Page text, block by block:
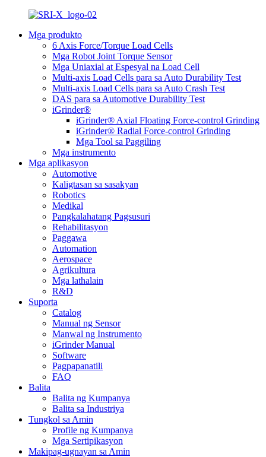
Mga produkto
6 Axis Force/Torque Load Cells
Mga Robot Joint Torque Sensor
Mga Uniaxial at Espesyal na Load Cell
Multi-axis Load Cells para sa Auto Durability Test
Multi-axis Load Cells para sa Auto Crash Test
DAS para sa Automotive Durability Test
iGrinder®
iGrinder® Axial Floating Force-control Grinding
iGrinder® Radial Force-control Grinding
Mga Tool sa Paggiling
Mga instrumento
Mga aplikasyon
Automotive
Kaligtasan sa sasakyan
Robotics
Medikal
Pangkalahatang Pagsusuri
Rehabilitasyon
Paggawa
Automation
Aerospace
Agrikultura
Mga lathalain
R&D
Suporta
Catalog
Manual ng Sensor
Manwal ng Instrumento
iGrinder Manual
Software
Pagpapanatili
FAQ
Balita
Balita ng Kumpanya
Balita sa Industriya
Tungkol sa Amin
Profile ng Kumpanya
Mga Sertipikasyon
Makipag-ugnayan sa Amin